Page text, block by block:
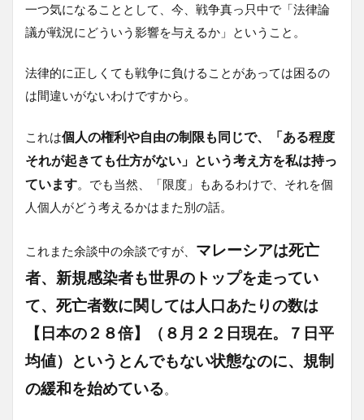
一つ気になることとして、今、戦争真っ只中で「法律論
議が戦況にどういう影響を与えるか」ということ。
法律的に正しくても戦争に負けることがあっては困るの
は間違いがないわけですから。
これは個人の権利や自由の制限も同じで、「ある程度
それが起きても仕方がない」という考え方を私は持っ
ています 。でも当然、「限度」もあるわけで、それを個
人個人がどう考えるかはまた別の話。
これまた余談中の余談ですが、 マレーシアは死亡
者、新規感染者も世界のトップを走ってい
て、死亡者数に関しては人口あたりの数は
【日本の２８倍】（８月２２日現在。７日平
均値）というとんでもない状態なのに、規制
の緩和を始めている